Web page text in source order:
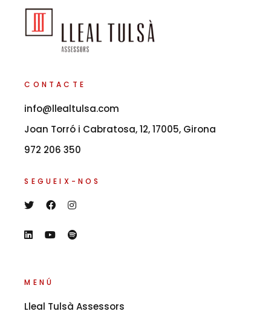
CONTACTE
info@llealtulsa.com
Joan Torró i Cabratosa, 12, 17005, Girona
972 206 350
SEGUEIX-NOS
MENÚ
Lleal Tulsà Assessors